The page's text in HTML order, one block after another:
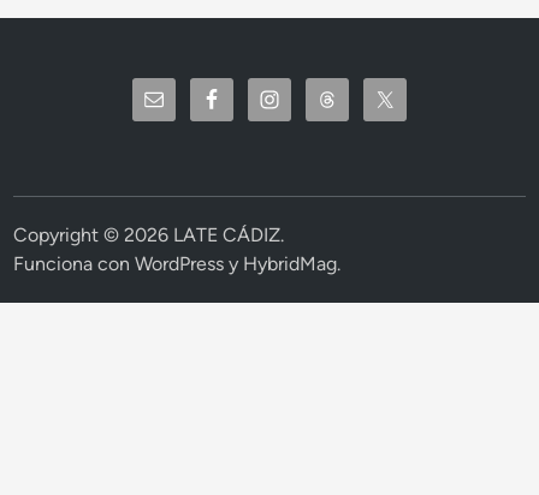
Copyright © 2026 LATE CÁDIZ.
Funciona conWordPress y HybridMag.